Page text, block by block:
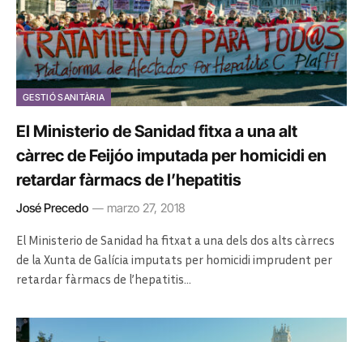
GESTIÓ SANITÀRIA
El Ministerio de Sanidad fitxa a una alt
càrrec de Feijóo imputada per homicidi en
retardar fàrmacs de l’hepatitis
José Precedo marzo 27, 2018
El Ministerio de Sanidad ha fitxat a una dels dos alts càrrecs
de la Xunta de Galícia imputats per homicidi imprudent per
retardar fàrmacs de l’hepatitis…